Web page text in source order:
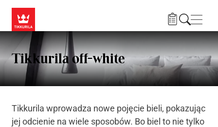
Tikkurila off-white
Tikkurila wprowadza nowe pojęcie bieli, pokazując
jej odcienie na wiele sposobów. Bo biel to nie tylko